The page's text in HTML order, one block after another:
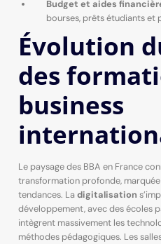
Budget et aides
bourses, prêts étudiants et
Évolution
des
business
Le paysage des BBA en France
transformation profonde,
tendances. Ladigitalisation
développement, avec des écoles
intègrent massivement les
méthodes pédagogiques. Les